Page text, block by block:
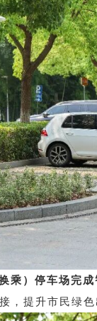
乘）停车场完
，提升市民绿色